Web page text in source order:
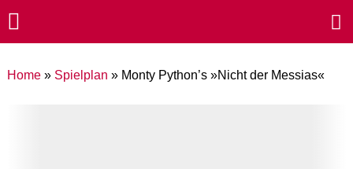
Home» Spielplan » Monty Python’s »Nicht der Messias«